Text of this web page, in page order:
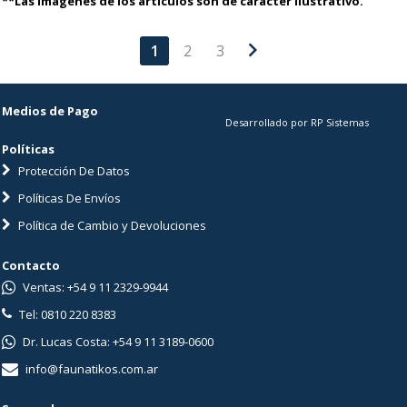
1 2 3 chevron_right
Medios de Pago
Políticas
Protección De Datos
Políticas De Envíos
Política de Cambio y Devoluciones
Desarrollado por RP Sistemas
Contacto
Ventas: +54 9 11 2329-9944
Tel: 0810 220 8383
Dr. Lucas Costa: +54 9 11 3189-0600
info@faunatikos.com.ar